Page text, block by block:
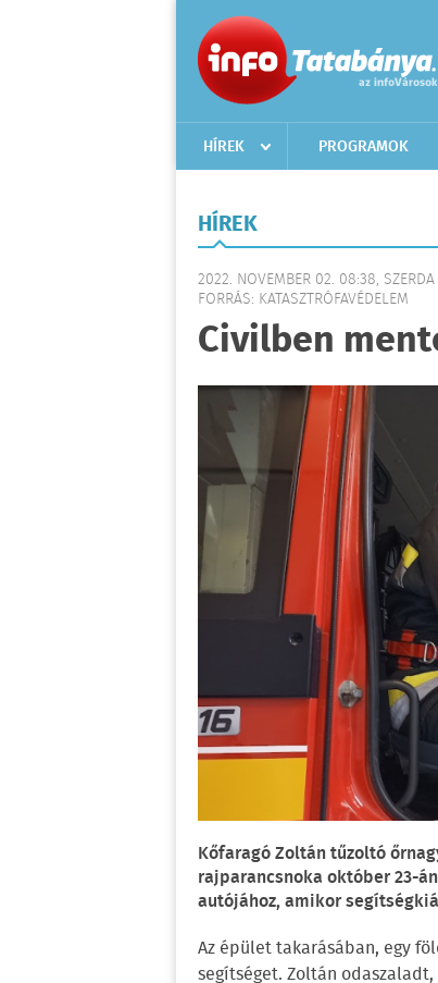
HÍREK PROGRAMOK
HÍREK
2022. NOVEMBER 02. 08:38,
FORRÁS: KATASZTRÓFAVÉDELEM
Civilben
Kőfaragó Zoltán tűzoltó
rajparancsnoka október 23-
autójához, amikor
Az épület takarásában, egy
segítséget. Zoltán